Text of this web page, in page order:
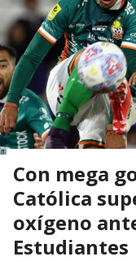
Con mega
Católica
oxígeno
Estudiantes